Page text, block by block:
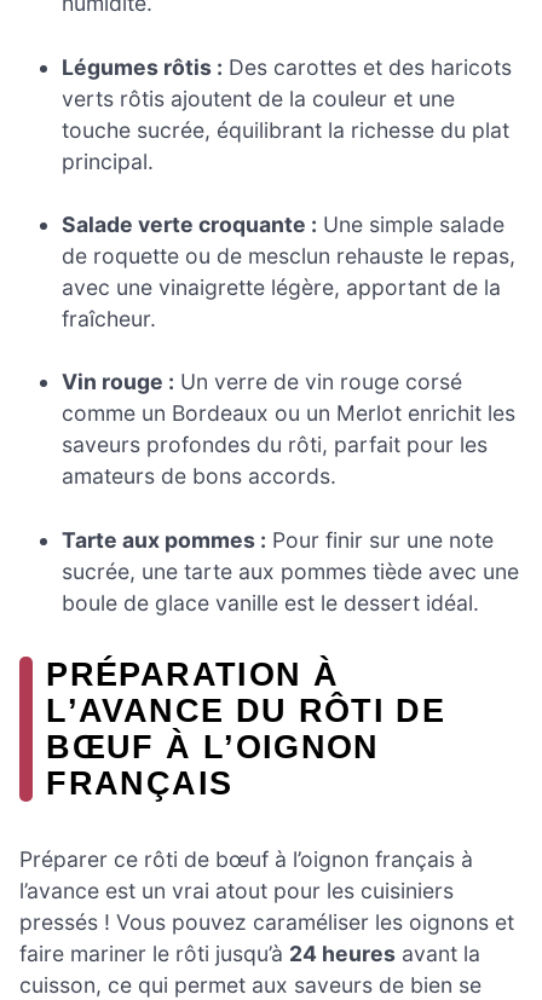
Légumes rôtis : Des carottes et des haricots
verts rôtis ajoutent de la couleur et une
touche sucrée, équilibrant la richesse du plat
principal.
Salade verte croquante : Une simple salade
de roquette ou de mesclun rehauste le repas,
avec une vinaigrette légère, apportant de la
fraîcheur.
Vin rouge : Un verre de vin rouge corsé
comme un Bordeaux ou un Merlot enrichit les
saveurs profondes du rôti, parfait pour les
amateurs de bons accords.
Tarte aux pommes : Pour finir sur une note
sucrée, une tarte aux pommes tiède avec une
boule de glace vanille est le dessert idéal.
PRÉPARATION À
L’AVANCE DU RÔTI DE
BŒUF À L’OIGNON
FRANÇAIS
Préparer ce rôti de bœuf à l’oignon français à
l’avance est un vrai atout pour les cuisiniers
pressés ! Vous pouvez caraméliser les oignons et
faire mariner le rôti jusqu’à 24 heures avant la
cuisson, ce qui permet aux saveurs de bien se